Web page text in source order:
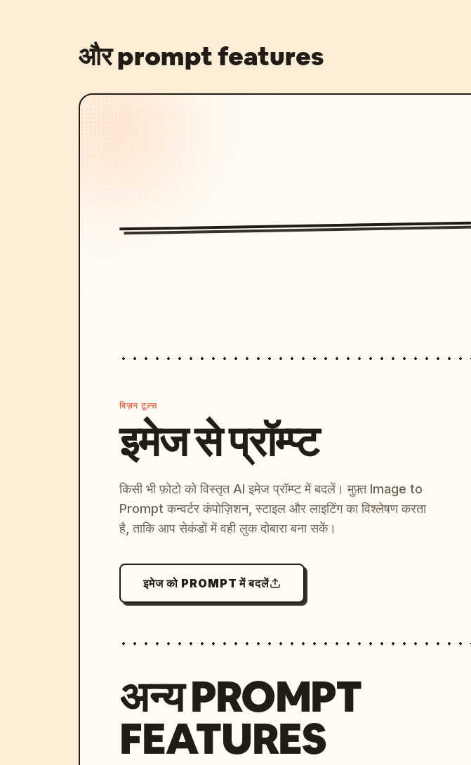
और prompt features
विज़न टूल्स
इमेज से प्रॉम्प्ट
किसी भी फ़ोटो को विस्तृत AI इमेज प्रॉम्प्ट में बदलें। मुफ़्त Image to
Prompt कन्वर्टर कंपोज़िशन, स्टाइल और लाइटिंग का विश्लेषण करता
है, ताकि आप सेकंडों में वही लुक दोबारा बना सकें।
इमेज को PROMPT में बदलें
अन्य PROMPT
FEATURES